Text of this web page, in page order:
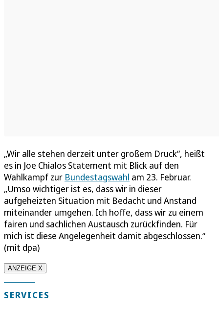
„Wir alle stehen derzeit unter großem Druck“, heißt
es in Joe Chialos Statement mit Blick auf den
Wahlkampf zur Bundestagswahl am 23. Februar.
„Umso wichtiger ist es, dass wir in dieser
aufgeheizten Situation mit Bedacht und Anstand
miteinander umgehen. Ich hoffe, dass wir zu einem
fairen und sachlichen Austausch zurückfinden. Für
mich ist diese Angelegenheit damit abgeschlossen.“
(mit dpa)
ANZEIGE X
SERVICES